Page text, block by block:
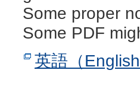
Some proper
Some PDF
英語（